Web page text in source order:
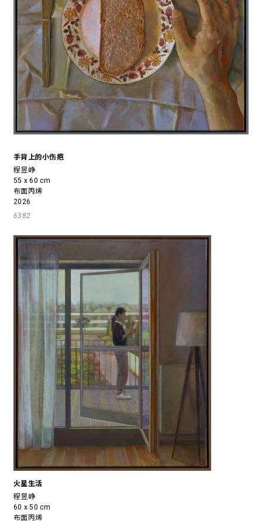
手背上的小伤疤
程昱峥
55 x 60 cm
布面丙烯
2026
6382
火星生活
程昱峥
60 x 50 cm
布面丙烯